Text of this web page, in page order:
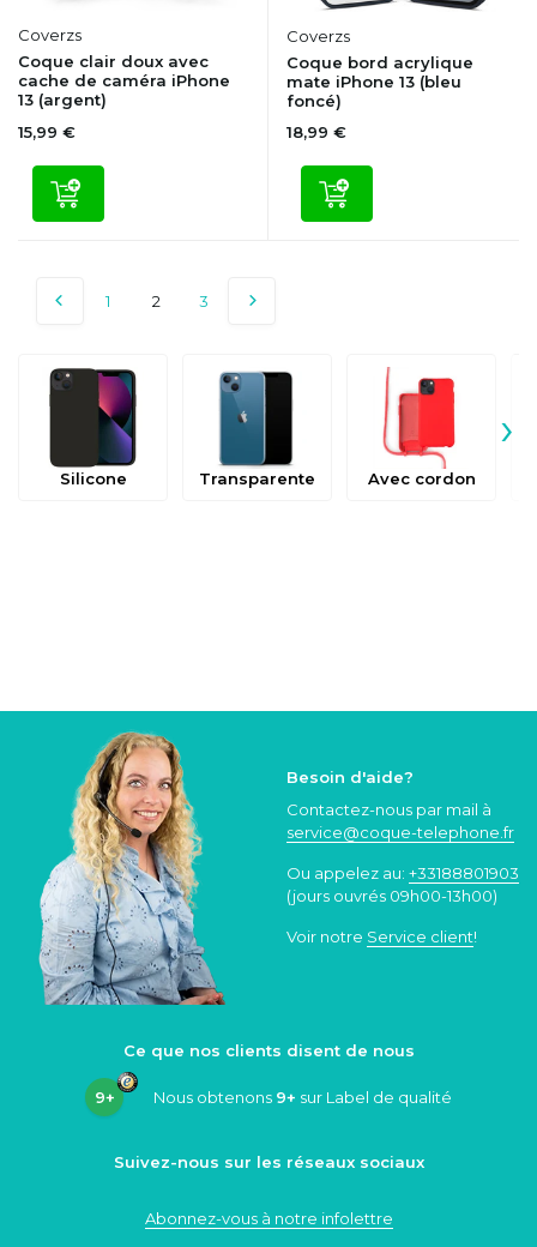
Coverzs
Coque clair doux avec
cache de caméra iPhone
13 (argent)
15,99 €
Coverzs
Coque bord acrylique
mate iPhone 13 (bleu
foncé)
18,99 €
1 2 3
Silicone Transparente Avec cordon
›
Besoin d'aide?
Contactez-nous par mail à
service@coque-telephone.fr
Ou appelez au: +33188801903
(jours ouvrés 09h00-13h00)
Voir notre Service client!
Ce que nos clients disent de nous
9+ Nous obtenons 9+ sur Label de qualité
Suivez-nous sur les réseaux sociaux
Abonnez-vous à notre infolettre